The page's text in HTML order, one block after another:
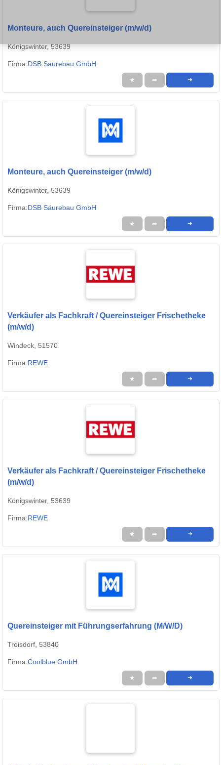
Monteure, auch Quereinsteiger (m/w/d)
Königswinter, 53639
Firma:DSB Säurebau GmbH
★ ➦ ➜
Monteure, auch Quereinsteiger (m/w/d)
Königswinter, 53639
Firma:DSB Säurebau GmbH
★ ➦ ➜
Verkäufer als Fachkraft / Quereinsteiger Frischetheke
(m/w/d)
Windeck, 51570
Firma:REWE
★ ➦ ➜
Verkäufer als Fachkraft / Quereinsteiger Frischetheke
(m/w/d)
Königswinter, 53639
Firma:REWE
★ ➦ ➜
Quereinsteiger mit Führungserfahrung (M/W/D)
Troisdorf, 53840
Firma:Coolblue GmbH
★ ➦ ➜